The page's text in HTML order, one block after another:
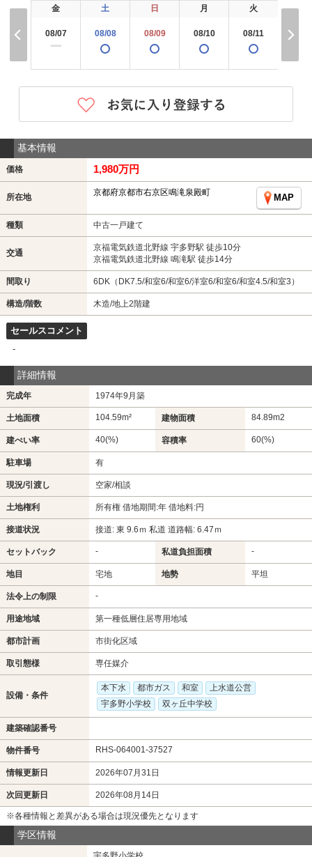
金
08/07
ー
土
08/08
日
08/09
月
08/10
火
08/11 08/
基本情報
価格 1,980万円
所在地 京都府京都市右京区鳴滝泉殿町
MAP
種類 中古一戸建て
交通
京福電気鉄道北野線 宇多野駅 徒歩10分
京福電気鉄道北野線 鳴滝駅 徒歩14分
間取り 6DK（DK7.5/和室6/和室6/洋室6/和室6/和室4.5/和室3）
構造/階数 木造/地上2階建
セールスコメント
-
詳細情報
完成年 1974年9月築
土地面積 104.59m² 建物面積 84.89m2
建ぺい率 40(%) 容積率 60(%)
駐車場 有
現況/引渡し 空家/相談
土地権利 所有権 借地期間:年 借地料:円
接道状況 接道: 東 9.6ｍ 私道 道路幅: 6.47ｍ
セットバック - 私道負担面積 -
地目 宅地 地勢 平坦
法令上の制限 -
用途地域 第一種低層住居専用地域
都市計画 市街化区域
取引態様 専任媒介
設備・条件
本下水 都市ガス 和室
上水道公営
宇多野小学校
双ヶ丘中学校
建築確認番号
物件番号 RHS-064001-37527
情報更新日 2026年07月31日
次回更新日 2026年08月14日
※各種情報と差異がある場合は現況優先となります
学区情報